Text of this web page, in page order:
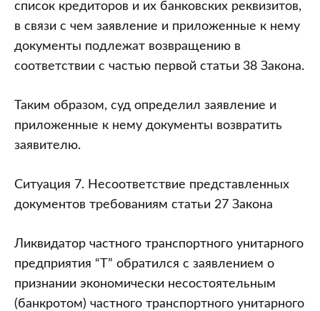
список кредиторов и их банковских реквизитов,
в связи с чем заявление и приложенные к нему
документы подлежат возвращению в
соответствии с частью первой статьи 38 Закона.
Таким образом, суд определил заявление и
приложенные к нему документы возвратить
заявителю.
Ситуация 7. Несоответствие представленных
документов требованиям статьи 27 Закона
Ликвидатор частного транспортного унитарного
предприятия “Т” обратился с заявлением о
признании экономически несостоятельным
(банкротом) частного транспортного унитарного